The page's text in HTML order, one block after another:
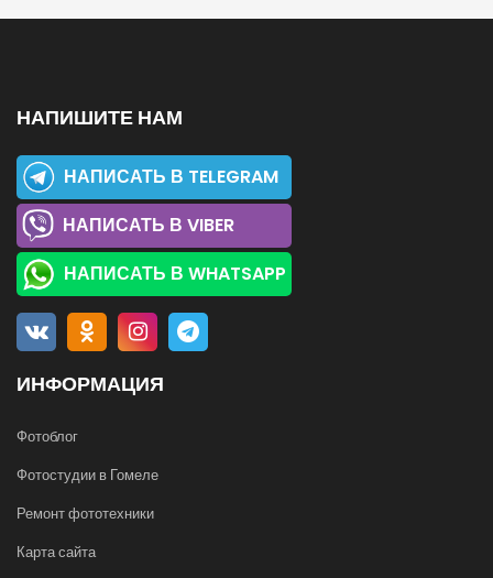
НАПИШИТЕ НАМ
НАПИСАТЬ В TELEGRAM
НАПИСАТЬ В VIBER
НАПИСАТЬ В WHATSAPP
ИНФОРМАЦИЯ
Фотоблог
Фотостудии в Гомеле
Ремонт фототехники
Карта сайта